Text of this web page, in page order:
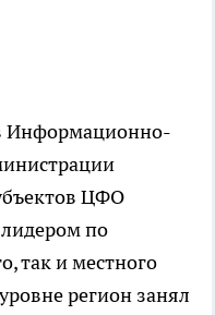
Информационно-
ЦФО
лидером по
так и местного
регион занял